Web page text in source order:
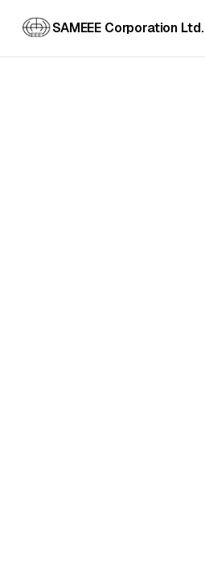
SAMEEE Corporation Ltd.